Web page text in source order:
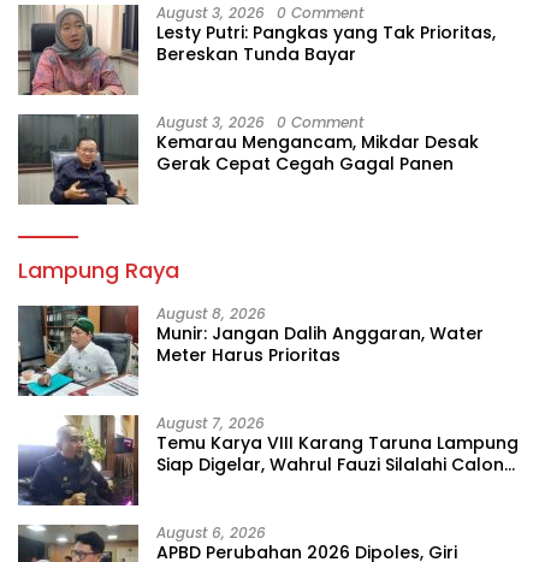
August 3, 2026 0 Comment
Lesty Putri: Pangkas yang Tak Prioritas,
Bereskan Tunda Bayar
August 3, 2026 0 Comment
Kemarau Mengancam, Mikdar Desak
Gerak Cepat Cegah Gagal Panen
Lampung Raya
August 8, 2026
Munir: Jangan Dalih Anggaran, Water
Meter Harus Prioritas
August 7, 2026
Temu Karya VIII Karang Taruna Lampung
Siap Digelar, Wahrul Fauzi Silalahi Calon
August 6, 2026
APBD Perubahan 2026 Dipoles, Giri